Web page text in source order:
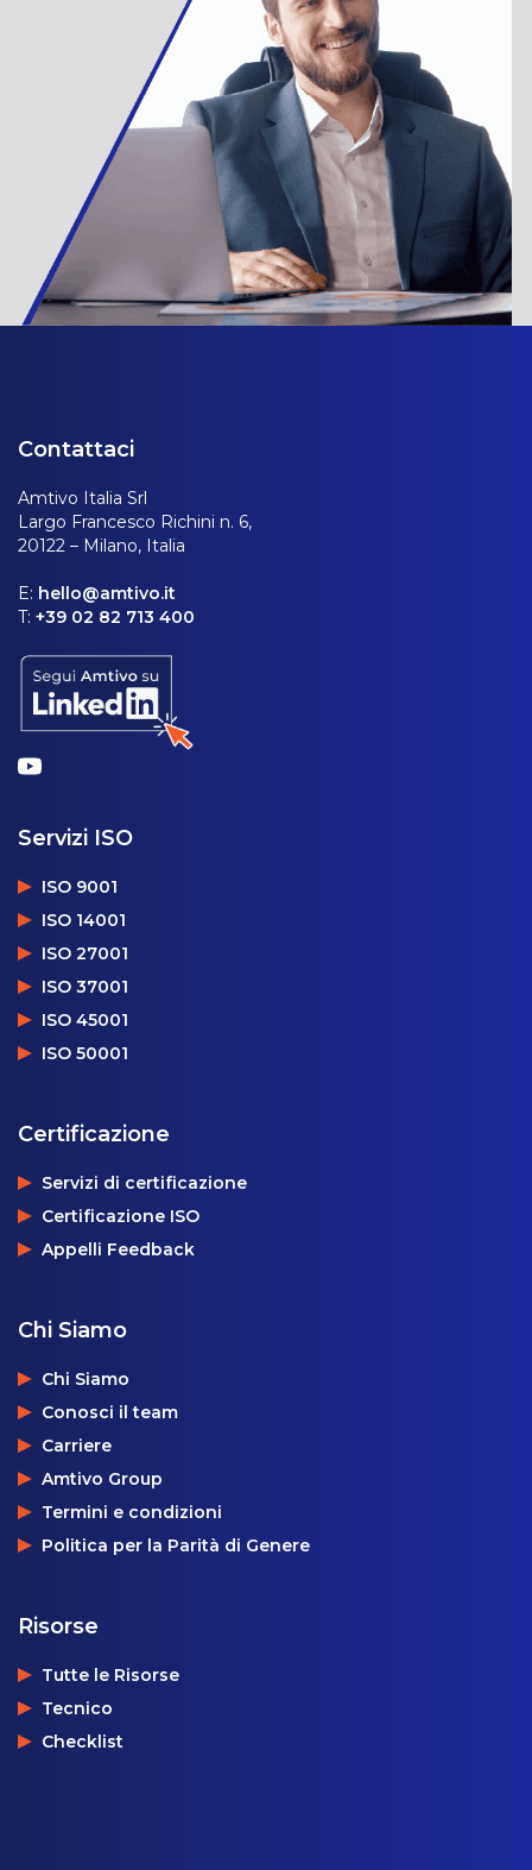
Contattaci
Amtivo Italia Srl
Largo Francesco Richini n. 6,
20122 – Milano, Italia
E: hello@amtivo.it
T: +39 02 82 713 400
Servizi ISO
ISO 9001
ISO 14001
ISO 27001
ISO 37001
ISO 45001
ISO 50001
Certificazione
Servizi di certificazione
Certificazione ISO
Appelli Feedback
Chi Siamo
Chi Siamo
Conosci il team
Carriere
Amtivo Group
Termini e condizioni
Politica per la Parità di Genere
Risorse
Tutte le Risorse
Tecnico
Checklist